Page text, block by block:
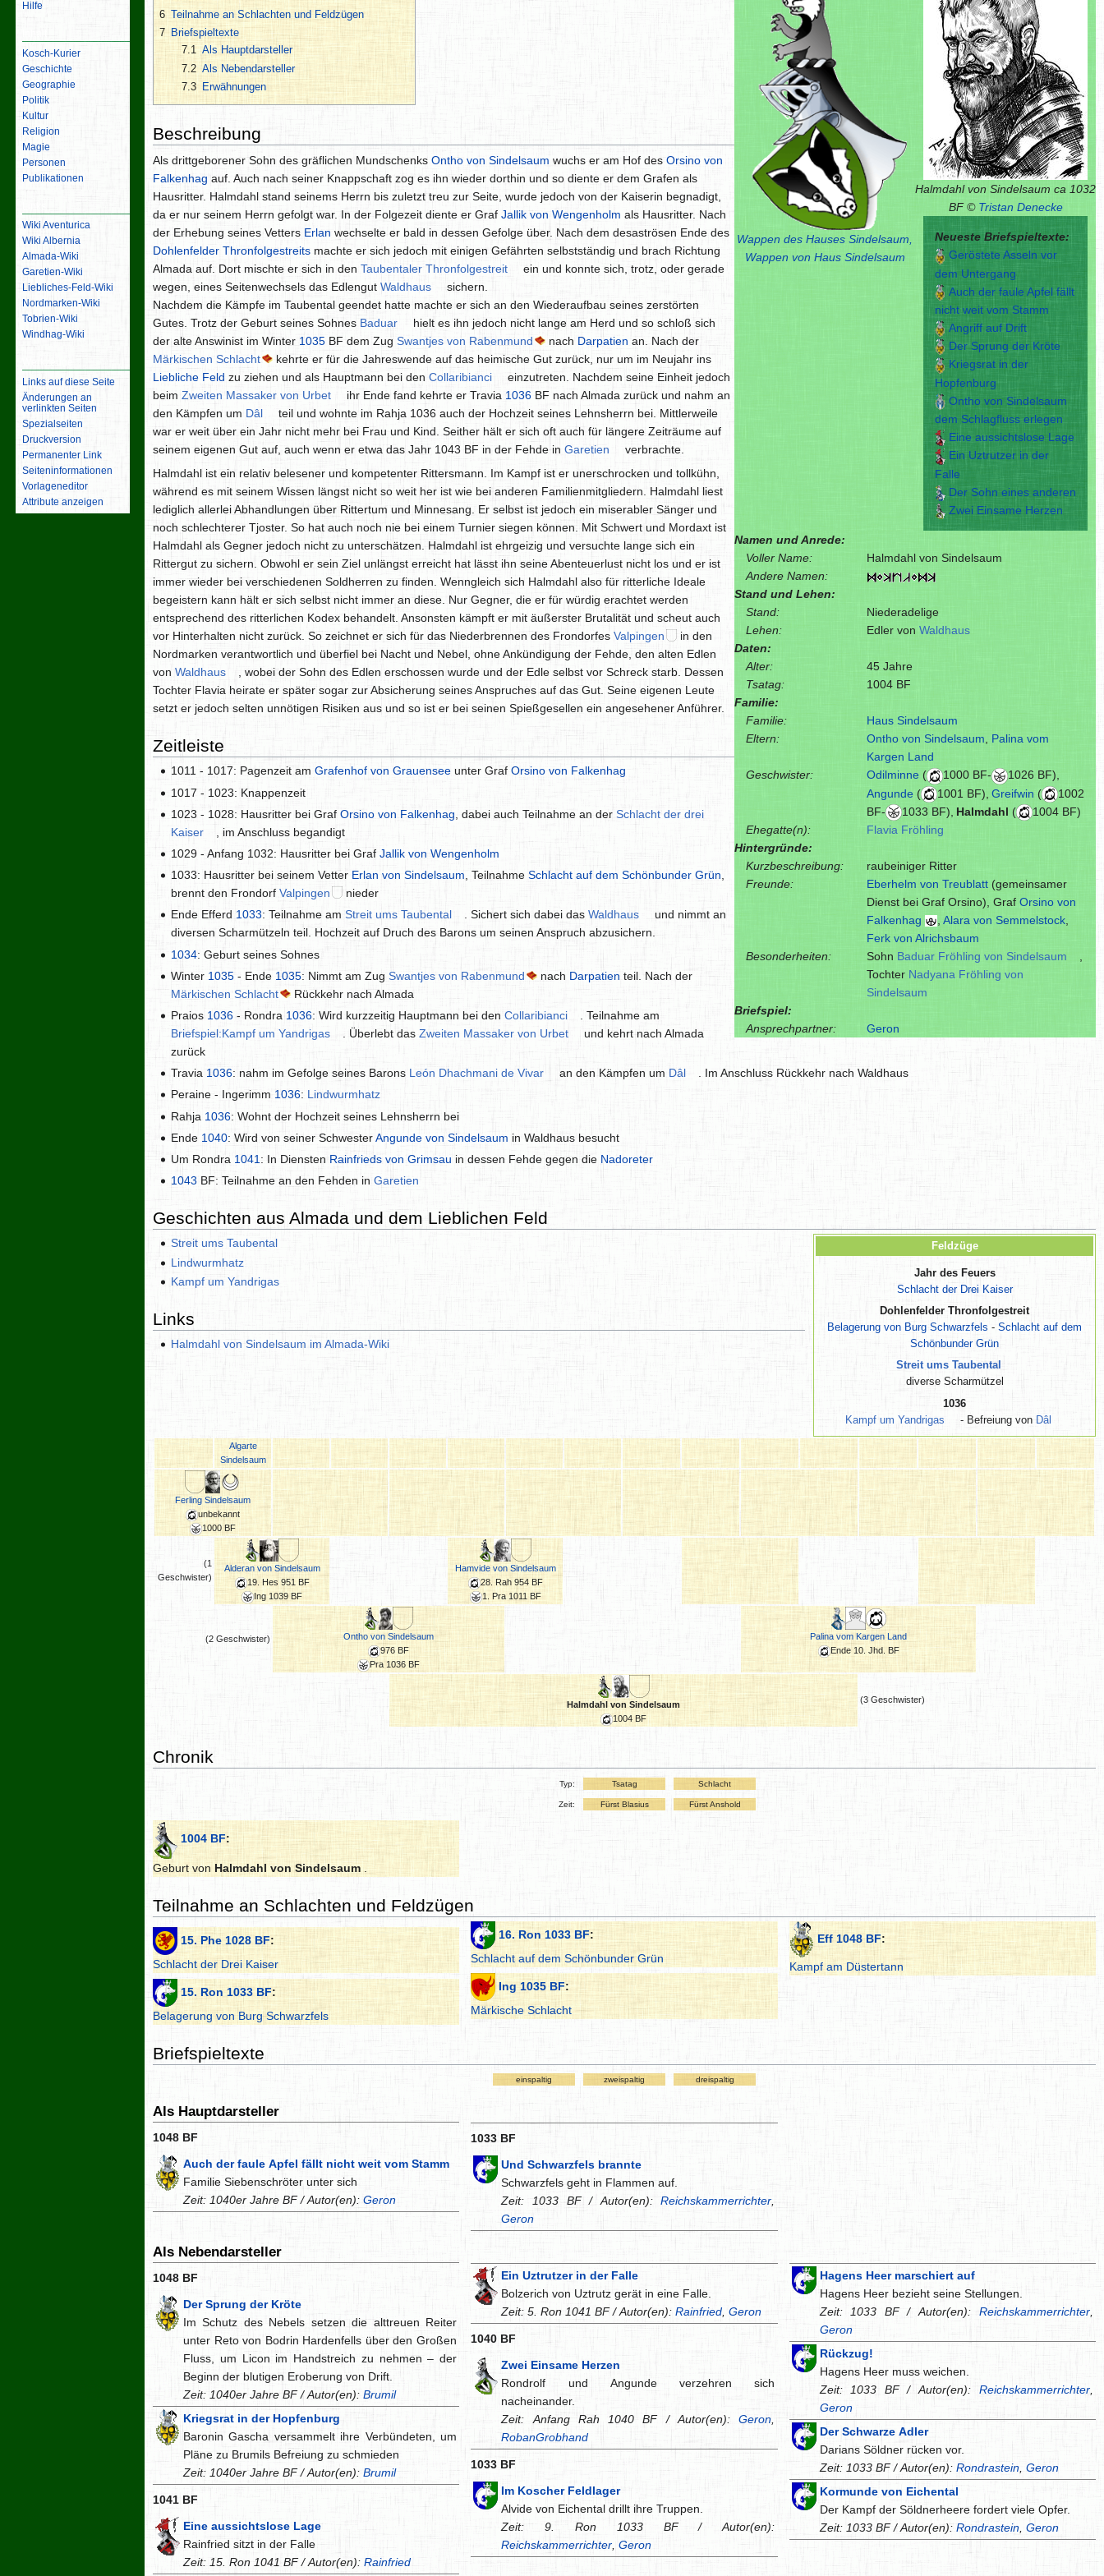
Halmdahl von Sindelsaum ca 1032
BF © Tristan Denecke
Neueste Briefspieltexte:
Geröstete Asseln vor
dem Untergang
Auch der faule Apfel fällt
nicht weit vom Stamm
Angriff auf Drift
Der Sprung der Kröte
Kriegsrat in der
Hopfenburg
Ontho von Sindelsaum
dem Schlagfluss erlegen
Eine aussichtslose Lage
Ein Uztrutzer in der
Falle
Der Sohn eines anderen
Zwei Einsame Herzen
Wappen des Hauses Sindelsaum,
Wappen von Haus Sindelsaum
Namen und Anrede:
Voller Name:
Halmdahl von Sindelsaum
Andere Namen:
Stand und Lehen:
Stand:
Niederadelige
Lehen:
Edler von Waldhaus
Daten:
Alter:
45 Jahre
Tsatag:
1004 BF
Familie:
Familie:
Haus Sindelsaum
Eltern:
Ontho von Sindelsaum, Palina vom
Kargen Land
Geschwister:
Odilminne ( 1000 BF-
1026 BF),
Angunde ( 1001 BF), Greifwin (
1002
BF-
1033 BF), Halmdahl (
1004 BF)
Ehegatte(n):
Flavia Fröhling
Hintergründe:
Kurzbeschreibung:
raubeiniger Ritter
Freunde:
Eberhelm von Treublatt (gemeinsamer
Dienst bei Graf Orsino), Graf Orsino von
Falkenhag
Alara von Semmelstock
Ferk von Alrichsbaum
Besonderheiten:
Sohn Baduar Fröhling von Sindelsaum
Tochter Nadyana Fröhling von
Sindelsaum
Briefspiel:
Ansprechpartner:
Geron
6 Teilnahme an Schlachten und Feldzügen
7 Briefspieltexte
7.1 Als Hauptdarsteller
7.2 Als Nebendarsteller
7.3
Erwähnungen
Beschreibung
Als drittgeborener Sohn des gräflichen Mundschenks Ontho von Sindelsaum wuchs er am Hof des Orsino von
Falkenhag auf. Auch nach seiner Knappschaft zog es ihn wieder dorthin und so diente er dem Grafen als
Hausritter. Halmdahl stand seinems Herrn bis zuletzt treu zur Seite, wurde jedoch von der Kaiserin begnadigt,
da er nur seinem Herrn gefolgt war. In der Folgezeit diente er Graf Jallik von Wengenholm als Hausritter. Nach
der Erhebung seines Vetters Erlan wechselte er bald in dessen Gefolge über. Nach dem desaströsen Ende des
Dohlenfelder Thronfolgestreits machte er sich jedoch mit einigen Gefährten selbstständig und brach Richtung
Almada auf. Dort mischte er sich in den Taubentaler Thronfolgestreit
ein und konnte sich, trotz, oder gerade
wegen, eines Seitenwechsels das Edlengut Waldhaus
sichern.
Nachdem die Kämpfe im Taubental geendet hatte machte er sich an den Wiederaufbau seines zerstörten
Gutes. Trotz der Geburt seines Sohnes Baduar
hielt es ihn jedoch nicht lange am Herd und so schloß sich
der alte Answinist im Winter 1035 BF dem Zug Swantjes von Rabenmund nach Darpatien an. Nach der
Märkischen Schlacht
kehrte er für die Jahreswende auf das heimische Gut zurück, nur um im Neujahr ins
Liebliche Feld zu ziehen und als Hauptmann bei den Collaribianci
einzutreten. Nachdem seine Einheit jedoch
beim Zweiten Massaker von Urbet ihr Ende fand kehrte er Travia 1036 BF nach Almada zurück und nahm an
den Kämpfen um Dâl
teil und wohnte im Rahja 1036 auch der Hochzeit seines Lehnsherrn bei. Mittlerweile
war er weit über ein Jahr nicht mehr bei Frau und Kind. Seither hält er sich oft auch für längere Zeiträume auf
seinem eigenen Gut auf, auch wenn er etwa das Jahr 1043 BF in der Fehde in Garetien
verbrachte.
Halmdahl ist ein relativ belesener und kompetenter Rittersmann. Im Kampf ist er unerschrocken und tollkühn,
während es mit seinem Wissen längst nicht so weit her ist wie bei anderen Familienmitgliedern. Halmdahl liest
lediglich allerlei Abhandlungen über Rittertum und Minnesang. Er selbst ist jedoch ein miserabler Sänger und
noch schlechterer Tjoster. So hat auch noch nie bei einem Turnier siegen können. Mit Schwert und Mordaxt ist
Halmdahl als Gegner jedoch nicht zu unterschätzen. Halmdahl ist ehrgeizig und versuchte lange sich ein
Rittergut zu sichern. Obwohl er sein Ziel unlängst erreicht hat lässt ihn seine Abenteuerlust nicht los und er ist
immer wieder bei verschiedenen Soldherren zu finden. Wenngleich sich Halmdahl also für ritterliche Ideale
begeistern kann hält er sich selbst nicht immer an diese. Nur Gegner, die er für würdig erachtet werden
entsprechend des ritterlichen Kodex behandelt. Ansonsten kämpft er mit äußerster Brutalität und scheut auch
vor Hinterhalten nicht zurück. So zeichnet er sich für das Niederbrennen des Frondorfes Valpingen
in den
Nordmarken verantwortlich und überfiel bei Nacht und Nebel, ohne Ankündigung der Fehde, den alten Edlen
von Waldhaus
, wobei der Sohn des Edlen erschossen wurde und der Edle selbst vor Schreck starb. Dessen
Tochter Flavia heirate er später sogar zur Absicherung seines Anspruches auf das Gut. Seine eigenen Leute
setzt er jedoch selten unnötigen Risiken aus und so ist er bei seinen Spießgesellen ein angesehener Anführer.
Zeitleiste
1011 - 1017: Pagenzeit amGrafenhof von Grauensee unter GrafOrsino von Falkenhag
1017 - 1023: Knappenzeit
1023 - 1028: Hausritter bei GrafOrsino von Falkenhag , dabei auch Teilnahme an derSchlacht der drei
Kaiser
, im Anschluss begandigt
1029 - Anfang 1032: Hausritter bei GrafJallik von Wengenholm
1033: Hausritter bei seinem Vetter Erlan von Sindelsaum, TeilnahmeSchlacht auf dem Schönbunder Grün,
brennt den FrondorfValpingen
nieder
Ende Efferd 1033: Teilnahme amStreit ums Taubental . Sichert sich dabei dasWaldhaus
und nimmt an
diversen Scharmützeln teil. Hochzeit auf Druch des Barons um seinen Anspruch abzusichern.
1034: Geburt seines Sohnes
Winter 1035 - Ende 1035: Nimmt am ZugSwantjes von Rabenmund nach Darpatien teil. Nach der
Märkischen Schlacht
Rückkehr nach Almada
Praios 1036 - Rondra 1036: Wird kurzzeitig Hauptmann bei denCollaribianci
. Teilnahme am
Briefspiel:Kampf um Yandrigas
. Überlebt dasZweiten Massaker von Urbet
und kehrt nach Almada
zurück
Travia 1036: nahm im Gefolge seines Barons León Dhachmani de Vivar an den Kämpfen um Dâl
. Im Anschluss Rückkehr nach Waldhaus
Peraine - Ingerimm 1036: Lindwurmhatz
Rahja 1036: Wohnt der Hochzeit seines Lehnsherrn bei
Ende 1040: Wird von seiner SchwesterAngunde von Sindelsaum in Waldhaus besucht
Um Rondra 1041 : In Diensten Rainfrieds von Grimsau in dessen Fehde gegen die Nadoreter
1043 BF: Teilnahme an den Fehden inGaretien
Geschichten aus Almada und dem Lieblichen Feld
Feldzüge
Jahr des Feuers
Schlacht der Drei Kaiser
Dohlenfelder Thronfolgestreit
Belagerung von Burg Schwarzfels - Schlacht auf dem
Schönbunder Grün
Streit ums Taubental
diverse Scharmützel
1036
Kampf um Yandrigas
- Befreiung von Dâl
Streit ums Taubental
Lindwurmhatz
Kampf um Yandrigas
Links
Halmdahl von Sindelsaum im Almada-Wiki
Algarte
Sindelsaum
Ferling Sindelsaum
unbekannt
1000 BF
(1
Geschwister)
Alderan von Sindelsaum
19. Hes 951 BF
Ing 1039 BF
Hamvide von Sindelsaum
28. Rah 954 BF
1. Pra 1011 BF
(2 Geschwister)
Ontho von Sindelsaum
976 BF
Pra 1036 BF
Palina vom Kargen Land
Ende 10. Jhd. BF
Halmdahl von Sindelsaum
1004 BF
(3 Geschwister)
Chronik
Typ: Tsatag Schlacht
Zeit: Fürst Blasius Fürst Anshold
1004 BF:
Geburt von Halmdahl von Sindelsaum
Teilnahme an Schlachten und Feldzügen
15. Phe 1028 BF:
Schlacht der Drei Kaiser
15. Ron 1033 BF:
Belagerung von Burg Schwarzfels
16. Ron 1033 BF:
Schlacht auf dem Schönbunder Grün
Ing 1035 BF:
Märkische Schlacht
Eff 1048 BF:
Kampf am Düstertann
Briefspieltexte
einspaltig zweispaltig dreispaltig
Als Hauptdarsteller
1048 BF
Auch der faule Apfel fällt nicht weit vom Stamm
Familie Siebenschröter unter sich
Zeit: 1040er Jahre BF / Autor(en): Geron
1033 BF
Und Schwarzfels brannte
Schwarzfels geht in Flammen auf.
Zeit: 1033 BF / Autor(en):Reichskammerrichter
Geron
Als Nebendarsteller
1048 BF
Der Sprung der Kröte
Im Schutz des Nebels setzen die alttreuen Reiter
unter Reto von Bodrin Hardenfells über den Großen
Fluss, um Licon im Handstreich zu nehmen – der
Beginn der blutigen Eroberung von Drift.
Zeit: 1040er Jahre BF / Autor(en): Brumil
Kriegsrat in der Hopfenburg
Baronin Gascha versammelt ihre Verbündeten, um
Pläne zu Brumils Befreiung zu schmieden
Zeit: 1040er Jahre BF / Autor(en): Brumil
1041 BF
Eine aussichtslose Lage
Rainfried sitzt in der Falle
Zeit: 15. Ron 1041 BF / Autor(en): Rainfried
Ein Uztrutzer in der Falle
Bolzerich von Uztrutz gerät in eine Falle.
Zeit: 5. Ron 1041 BF / Autor(en):Rainfried ,Geron
1040 BF
Zwei Einsame Herzen
Rondrolf und Angunde verzehren sich
nacheinander.
Zeit: Anfang Rah 1040 BF / Autor(en):Geron
RobanGrobhand
1033 BF
Im Koscher Feldlager
Alvide von Eichental drillt ihre Truppen.
Zeit: 9. Ron 1033 BF / Autor(en):
Reichskammerrichter ,Geron
Hagens Heer marschiert auf
Hagens Heer bezieht seine Stellungen.
Zeit: 1033 BF / Autor(en): Reichskammerrichter,
Geron
Rückzug!
Hagens Heer muss weichen.
Zeit: 1033 BF / Autor(en): Reichskammerrichter,
Geron
Der Schwarze Adler
Darians Söldner rücken vor.
Zeit: 1033 BF / Autor(en): Rondrastein, Geron
Kormunde von Eichental
Der Kampf der Söldnerheere fordert viele Opfer.
Zeit: 1033 BF / Autor(en): Rondrastein, Geron
Hilfe
Kosch-Kurier
Geschichte
Geographie
Politik
Kultur
Religion
Magie
Personen
Publikationen
Wiki Aventurica
Wiki Albernia
Almada-Wiki
Garetien-Wiki
Liebliches-Feld-Wiki
Nordmarken-Wiki
Tobrien-Wiki
Windhag-Wiki
Links auf diese Seite
Änderungen an
verlinkten Seiten
Spezialseiten
Druckversion
Permanenter Link
Seiten­­informationen
Vorlageneditor
Attribute anzeigen